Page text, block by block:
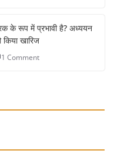
के रूप में प्रभावी है? अध्ययन
खारिज
1 Comment